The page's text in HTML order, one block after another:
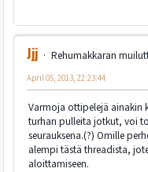
Jjj
Rehumakkaran
April 05, 2013, 22:23:44
Varmoja ottipelejä ainakin
turhan pulleita jotkut, voi
seurauksena.(?) Omille
alempi tästä threadista,
aloittamiseen.